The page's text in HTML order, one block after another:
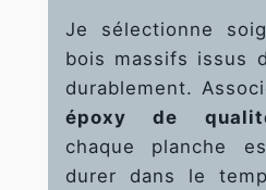
Je sélectionne
bois massifs issus
durablement.
époxy de
chaque planche
durer dans le
augmentez les
chances de
voir du
contenu et
des offres
personnalisés.